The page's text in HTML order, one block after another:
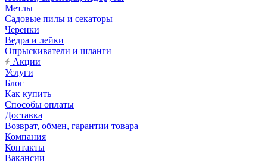
Метлы
Садовые пилы и секаторы
Черенки
Ведра и лейки
Опрыскиватели и шланги
Акции
Услуги
Блог
Как купить
Способы оплаты
Доставка
Возврат, обмен, гарантии товара
Компания
Контакты
Вакансии